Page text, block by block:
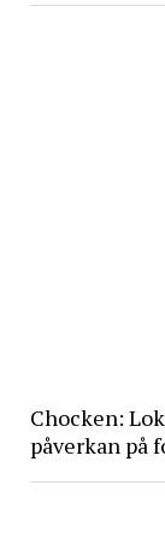
Chocken:
påverkan på